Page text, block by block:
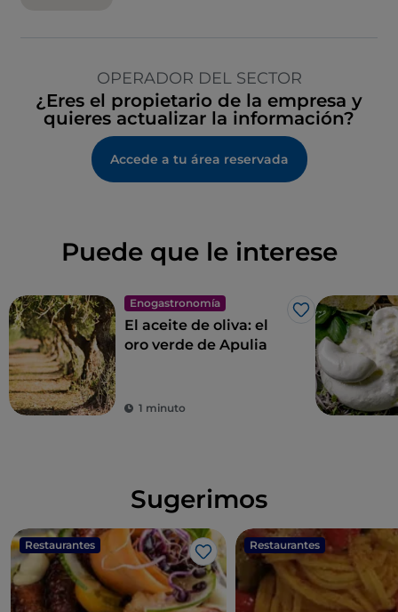
OPERADOR DEL SECTOR
¿Eres el propietario de la empresa y
quieres actualizar la información?
Accede a tu área reservada
Puede que le interese
Enogastronomía
Me gusta
El aceite de oliva: el
oro verde de Apulia
1 minuto
Sugerimos
Restaurantes
Me gusta
Restaurantes